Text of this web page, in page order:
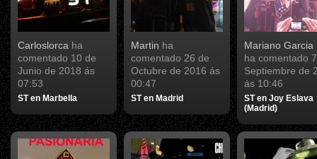
Carloslorca ha
comentado 10 de
Junio de 2018 ás
07:53
ST en Marbella
Martin ha
comentado 26 de
Octubre de 2016 ás
00:47
ST en Madrid
Mariano Garcia
ha comentado
Septiembre de
ás 10:46
ST en Joy Eslava
(Madrid)